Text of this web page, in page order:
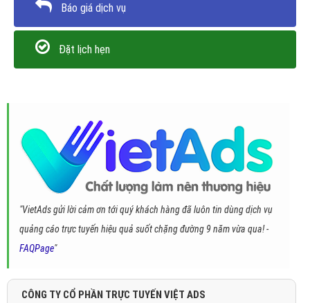
Báo giá dịch vụ
Đặt lịch hẹn
"VietAds gửi lời cảm ơn tới quý khách hàng đã luôn tin dùng dịch vụ
quảng cáo trực tuyến hiệu quả suốt chặng đường 9 năm vừa qua! -
FAQPage"
CÔNG TY CỔ PHẦN TRỰC TUYẾN VIỆT ADS